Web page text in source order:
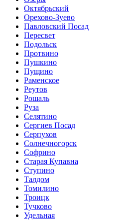
Октябрьский
Орехово-Зуево
Павловский Посад
Пересвет
Подольск
Протвино
Пушкино
Пущино
Раменское
Реутов
Рошаль
Руза
Селятино
Сергиев Посад
Серпухов
Солнечногорск
Софрино
Старая Купавна
Ступино
Талдом
Томилино
Троицк
Тучково
Удельная